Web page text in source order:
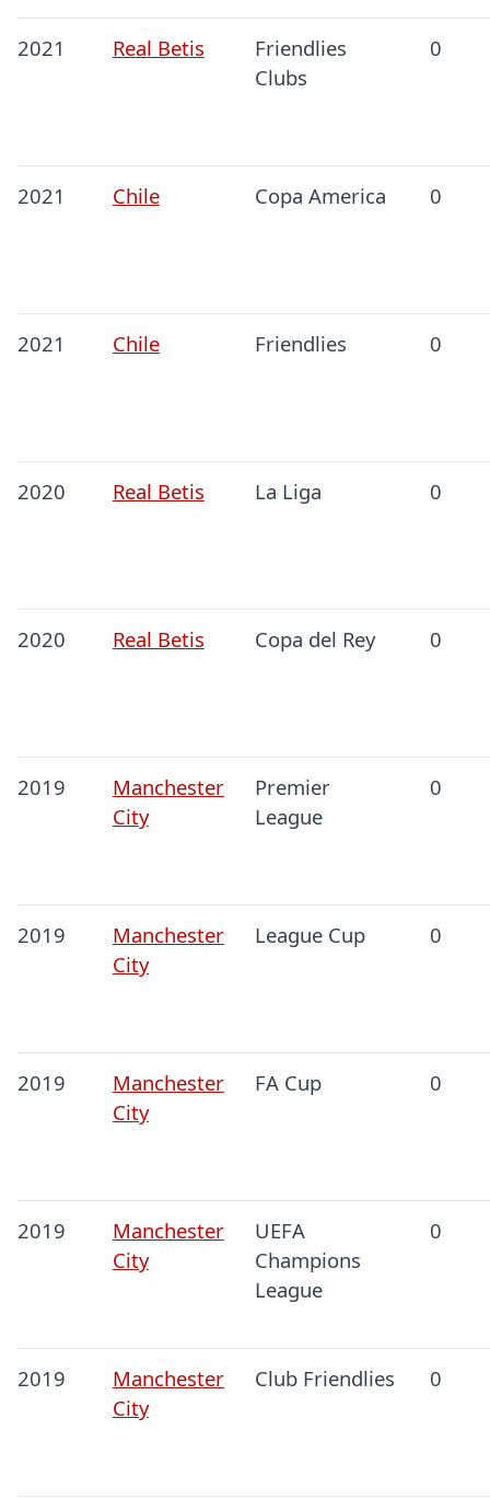
2021 Real Betis
Friendlies
Clubs
0
2021 Chile Copa America 0
2021 Chile Friendlies 0
2020 Real Betis La Liga 0
2020 Real Betis Copa del Rey 0
2019
Manchester
City
Premier
League
0
2019
Manchester
City
League Cup 0
2019
Manchester
City
FA Cup 0
2019
Manchester
City
UEFA
Champions
League
0
2019
Manchester
City
Club Friendlies 0